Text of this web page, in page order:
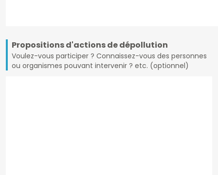
Propositions d'actions de dépollution
Voulez-vous participer ? Connaissez-vous des personnes
ou organismes pouvant intervenir ? etc. (optionnel)